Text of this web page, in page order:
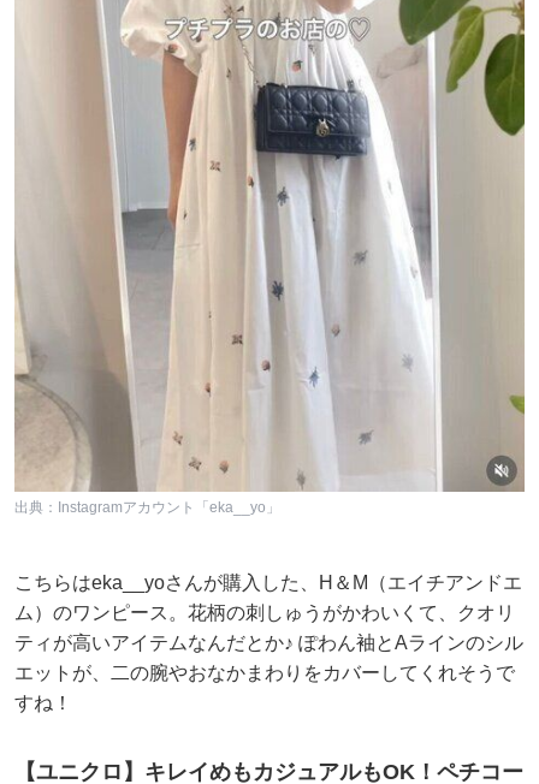
出典：Instagramアカウント「eka__yo」
こちらはeka__yoさんが購入した、H＆M（エイチアンドエ
ム）のワンピース。花柄の刺しゅうがかわいくて、クオリ
ティが高いアイテムなんだとか♪ ぽわん袖とAラインのシル
エットが、二の腕やおなかまわりをカバーしてくれそうで
すね！
【ユニクロ】キレイめもカジュアルもOK！ペチコー